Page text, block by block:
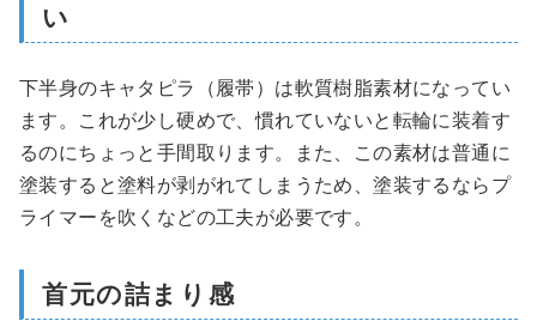
い
下半身のキャタピラ（履帯）は軟質樹脂素材になってい
ます。これが少し硬めで、慣れていないと転輪に装着す
るのにちょっと手間取ります。また、この素材は普通に
塗装すると塗料が剥がれてしまうため、塗装するならプ
ライマーを吹くなどの工夫が必要です。
首元の詰まり感